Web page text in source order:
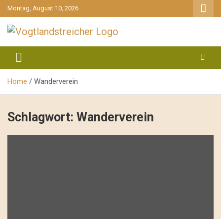
gehe
zum
Inhalt
Montag, August 10, 2026
Vogtlandstreicher
Home Wanderverein
Schlagwort: Wanderverein